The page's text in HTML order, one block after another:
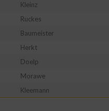
Kleinz
Ruckes
Baumeister
Herkt
Doelp
Morawe
Kleemann